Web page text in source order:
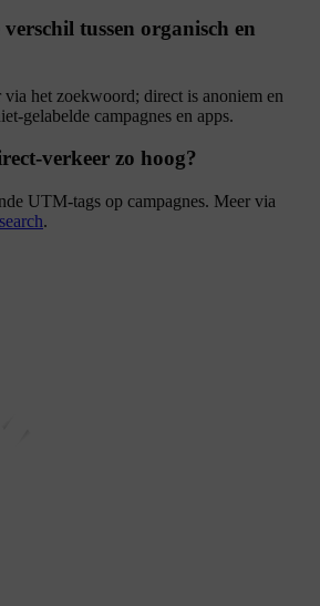
tussen organisch en
via het zoekwoord; direct is anoniem en
gelabelde campagnes en apps.
verkeer zo hoog?
UTM-tags op campagnes. Meer via
.